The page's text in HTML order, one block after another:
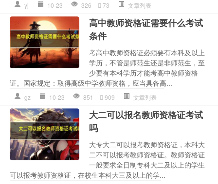
yj 10-23 326 73 文章列表
高中教师资格证需要什么考试
条件
考高中教师资格证必须要有本科及以上
学历，不管是师范生还是非师范生，至
少要有本科学历才能考高中教师资格
证。国家规定：取得高级中学教师资格，应当具备高...
gz 10-23 851 909 文章列表
大二可以报名教师资格证考试
吗
大专大二可以报考教师资格证，本科大
二不可以报考教师资格证。教师资格证
一般要求全日制专科大二及以上的学生
可以报考教师资格证，在校生本科大三及以上的学...